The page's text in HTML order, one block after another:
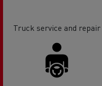
Truck service and repair